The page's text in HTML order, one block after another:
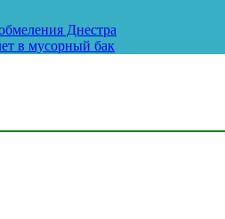
Днестра
в мусорный бак